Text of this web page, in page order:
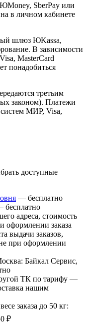
SberPay или
в личном кабинете
шлюз ЮKassa,
В зависимости
MasterCard
понадобиться
третьим
законом). Платежи
систем МИР, Visa,
доступные
— бесплатно
бесплатно
адреса, стоимость
оформлении заказа
выдачи заказов,
при оформлении
Байкал Сервис,
ТК по тарифу —
нашим
заказа до 50 кг:
₽